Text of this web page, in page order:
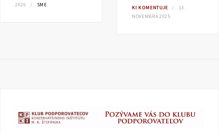
2026
SME KI KOMENTUJE
13.
NOVEMBRA 2025